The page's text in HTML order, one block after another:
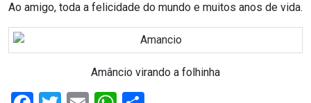
LEGISLATIVA
DO
Ao amigo, toda a felicidade do mundo e muitos anos de vida.
Amâncio virando a folhinha